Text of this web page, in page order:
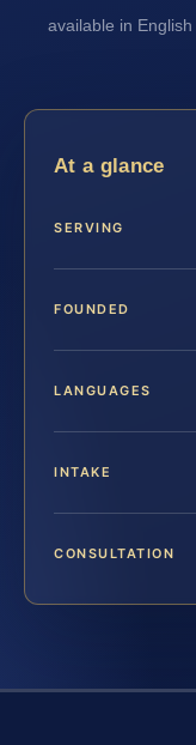
available in
At a glance
SERVING
FOUNDED
LANGUAGES
INTAKE
CONSULTATION